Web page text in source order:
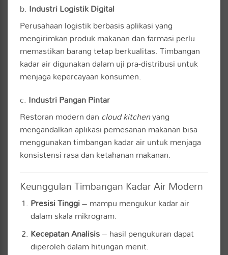
b. Industri Logistik Digital
Perusahaan logistik berbasis aplikasi yang
mengirimkan produk makanan dan farmasi perlu
memastikan barang tetap berkualitas. Timbangan
kadar air digunakan dalam uji pra-distribusi untuk
menjaga kepercayaan konsumen.
c. Industri Pangan Pintar
Restoran modern dancloud kitchenyang
mengandalkan aplikasi pemesanan makanan bisa
menggunakan timbangan kadar air untuk menjaga
konsistensi rasa dan ketahanan makanan.
Keunggulan Timbangan Kadar Air Modern
Presisi Tinggi– mampu mengukur kadar air
dalam skala mikrogram.
Kecepatan Analisis– hasil pengukuran dapat
diperoleh dalam hitungan menit.